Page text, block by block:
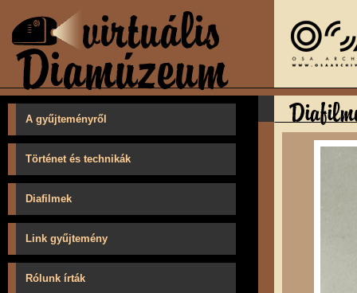
A gyűjteményről
Történet és technikák
Diafilmek
Link gyűjtemény
Rólunk írták